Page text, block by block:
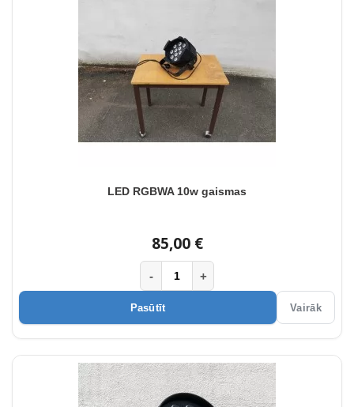
LED RGBWA 10w gaismas
85,00 €
- +
Pasūtīt Vairāk